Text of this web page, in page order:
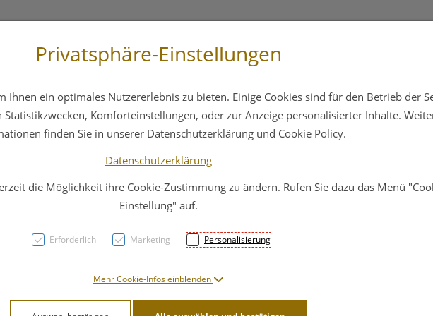
Hautpflege Familie Nahrungsergänzung
Knie
140 Gr V/xl
Privatsphäre-Einstellungen
Ihnen ein optimales Nutzererlebnis zu bieten. Einige Cookies sind für den Betrieb der
Komforteinstellungen, oder zur Anzeige personalisierter Inhalte.
finden Sie in unserer Datenschutzerklärung und Cookie Policy.
Datenschutzerklärung
die Möglichkeit ihre Cookie-Zustimmung zu ändern. Rufen Sie dazu das Menü
Einstellung" auf.
Erforderlich Marketing Personalisierung
Mehr Cookie-Infos einblenden